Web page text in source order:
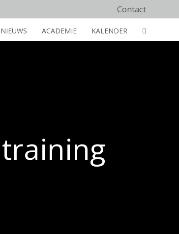
Contact
NIEUWS ACADEMIE KALENDER